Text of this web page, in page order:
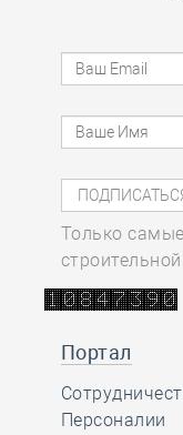
Только
Портал
Персоналии